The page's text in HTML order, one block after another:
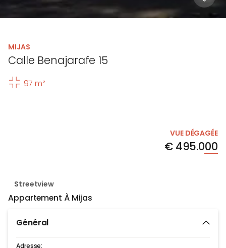
MIJAS
Calle Benajarafe 15
97 m²
VUE DÉGAGÉE
€495.000
Streetview
Appartement À Mijas
Général
Adresse: